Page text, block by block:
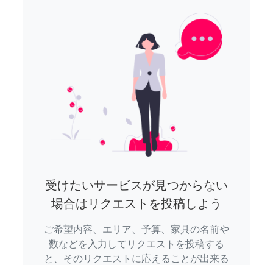
受けたいサービスが見つからない
場合はリクエストを投稿しよう
ご希望内容、エリア、予算、家具の名前や
数などを入力してリクエストを投稿する
と、そのリクエストに応えることが出来る